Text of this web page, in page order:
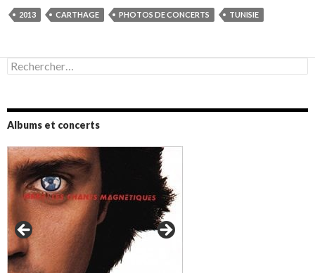
2013 CARTHAGE PHOTOS DE CONCERTS TUNISIE
Rechercher :
Albums et concerts